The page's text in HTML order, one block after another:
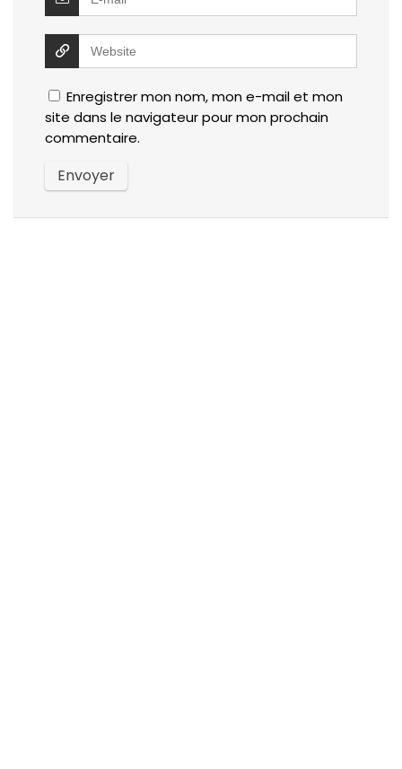
Enregistrer mon nom, mon e-mail et mon
site dans le navigateur pour mon prochain
commentaire.